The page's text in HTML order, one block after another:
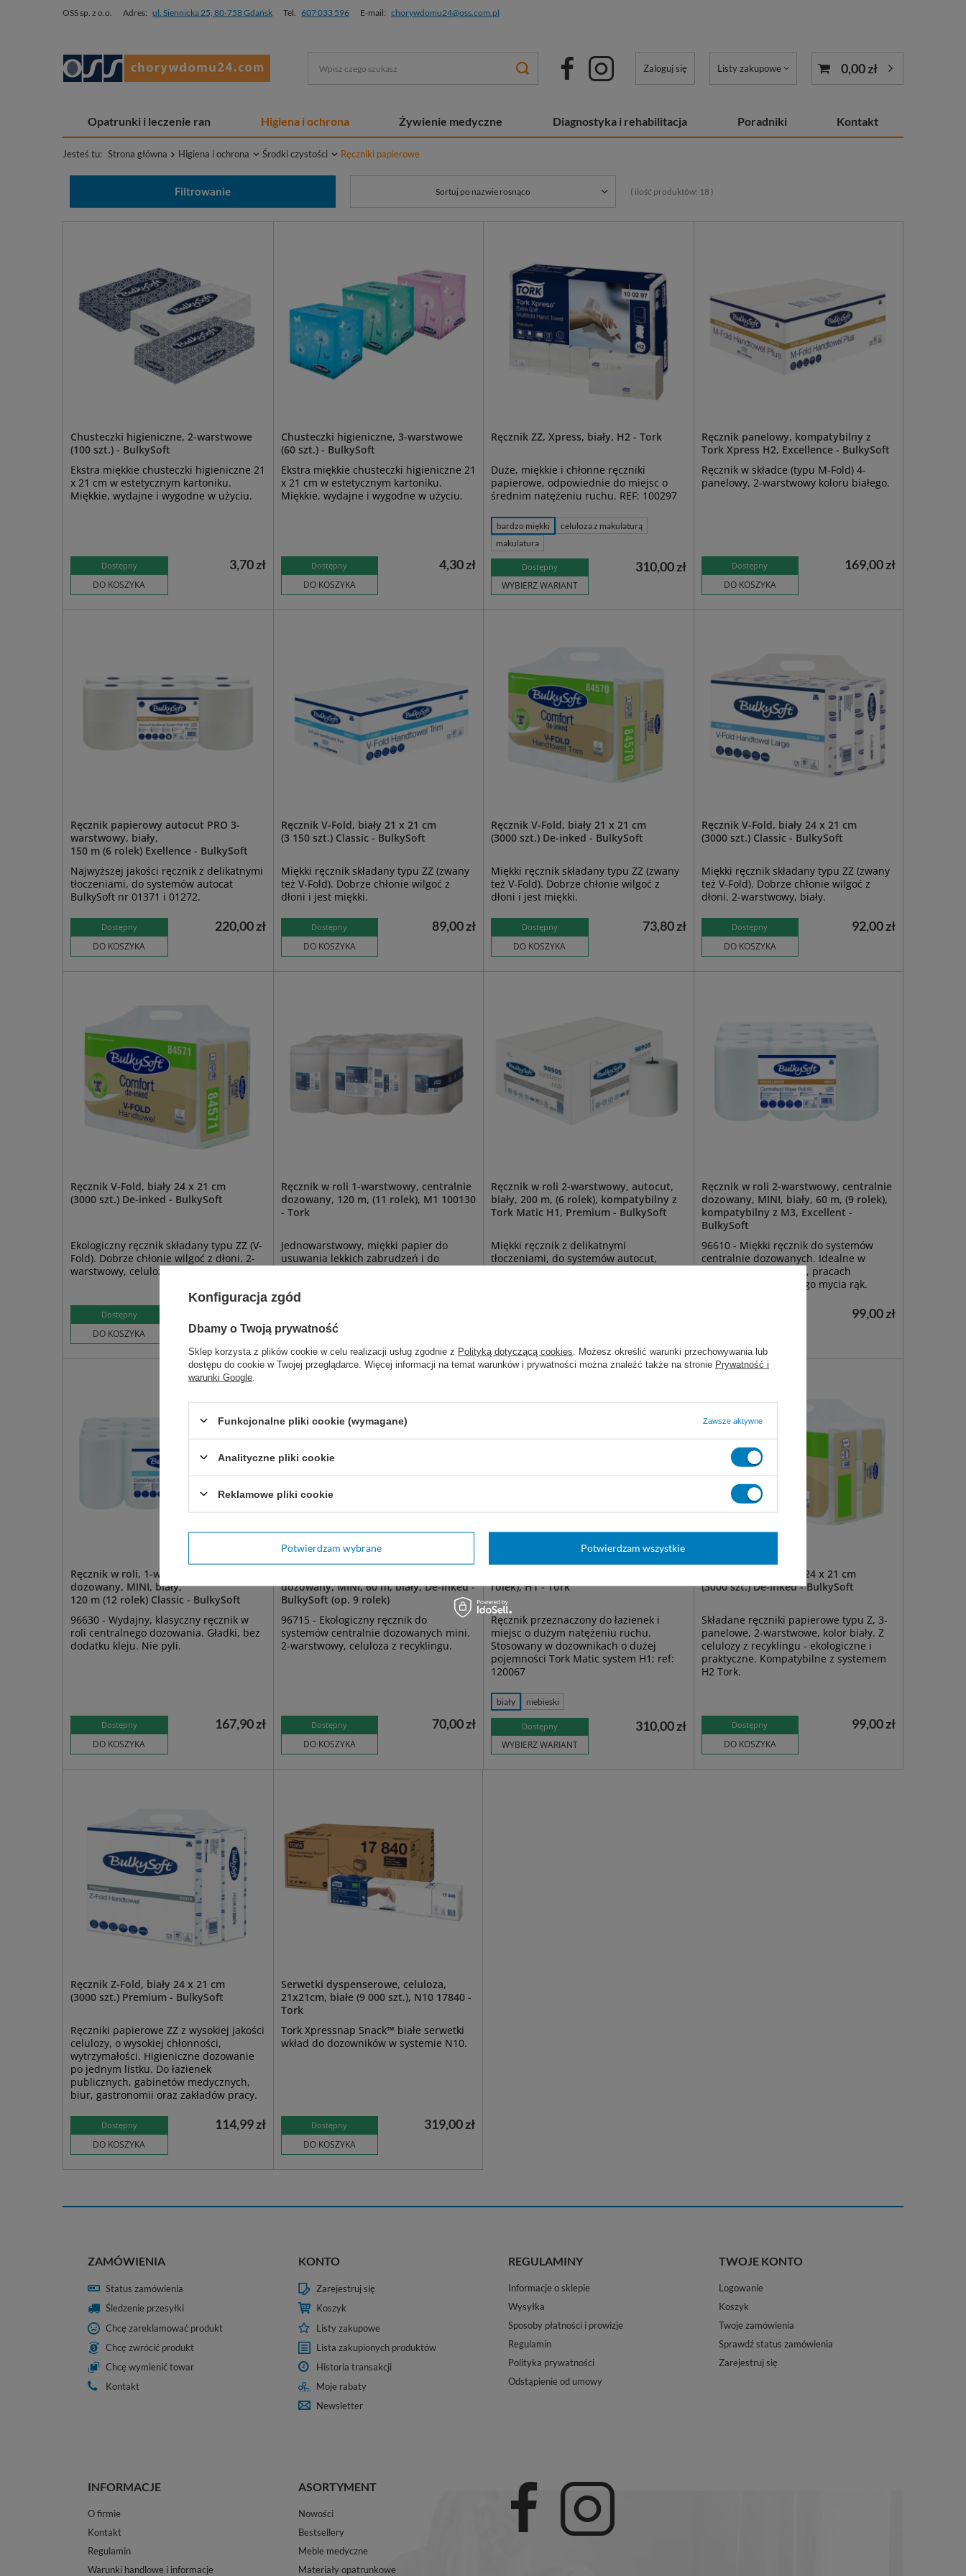
OSS sp. z o.o. Adres: ul. Siennicka 25, 80-758 Gdańsk Tel. 607 033 596 E-mail: chorywdomu24@oss.com.pl
Zaloguj się Listy zakupowe 0,00 zł
Opatrunki i leczenie ran Higiena i ochrona Żywienie medyczne Diagnostyka i rehabilitacja Poradniki Kontakt
Jesteś tu: Strona główna Higiena i ochrona Środki czystości Ręczniki papierowe
Sortuj po nazwie rosnąco
Filtrowanie ( ilość produktów: 18 )
Chusteczki higieniczne, 2-warstwowe
(100 szt.) - BulkySoft
Ekstra miękkie chusteczki higieniczne 21
x 21 cm w estetycznym kartoniku.
Miękkie, wydajne i wygodne w użyciu.
Dostępny
DO KOSZYKA
3,70 zł
Chusteczki higieniczne, 3-warstwowe
(60 szt.) - BulkySoft
Ekstra miękkie chusteczki higieniczne 21
x 21 cm w estetycznym kartoniku.
Miękkie, wydajne i wygodne w użyciu.
Dostępny
DO KOSZYKA
4,30 zł
Ręcznik ZZ, Xpress, biały, H2 - Tork
Duże, miękkie i chłonne ręczniki
papierowe, odpowiednie do miejsc o
średnim natężeniu ruchu. REF: 100297
bardzo miękki
celuloza z makulaturą
makulatura
Dostępny
WYBIERZ WARIANT
310,00 zł
Ręcznik panelowy, kompatybilny z
Tork Xpress H2, Excellence - BulkySoft
Ręcznik w składce (typu M-Fold) 4-
panelowy, 2-warstwowy koloru białego.
Dostępny
DO KOSZYKA
169,00 zł
Ręcznik papierowy autocut PRO 3-
warstwowy, biały,
150 m (6 rolek) Exellence - BulkySoft
Najwyższej jakości ręcznik z delikatnymi
tłoczeniami, do systemów autocat
BulkySoft nr 01371 i 01272.
Dostępny
DO KOSZYKA
220,00 zł
Ręcznik V-Fold, biały 21 x 21 cm
(3 150 szt.) Classic - BulkySoft
Miękki ręcznik składany typu ZZ (zwany
też V-Fold). Dobrze chłonie wilgoć z
dłoni i jest miękki.
Dostępny
DO KOSZYKA
89,00 zł
Ręcznik V-Fold, biały 21 x 21 cm
(3000 szt.) De-inked - BulkySoft
Miękki ręcznik składany typu ZZ (zwany
też V-Fold). Dobrze chłonie wilgoć z
dłoni i jest miękki.
Dostępny
DO KOSZYKA
73,80 zł
Ręcznik V-Fold, biały 24 x 21 cm
(3000 szt.) Classic - BulkySoft
Miękki ręcznik składany typu ZZ (zwany
też V-Fold). Dobrze chłonie wilgoć z
dłoni. 2-warstwowy, biały.
Dostępny
DO KOSZYKA
92,00 zł
Ręcznik V-Fold, biały 24 x 21 cm
(3000 szt.) De-inked - BulkySoft
Ekologiczny ręcznik składany typu ZZ (V-
Fold). Dobrze chłonie wilgoć z dłoni. 2-
warstwowy, celuloza z recyklingu.
Dostępny
DO KOSZYKA
Ręcznik w roli 1-warstwowy, centralnie
dozowany, 120 m, (11 rolek), M1 100130
- Tork
Jednowarstwowy, miękki papier do
usuwania lekkich zabrudzeń i do
DO KOSZYKA
Ręcznik w roli 2-warstwowy, autocut,
biały, 200 m, (6 rolek), kompatybilny z
Tork Matic H1, Premium - BulkySoft
Miękki ręcznik z delikatnymi
tłoczeniami, do systemów autocut,
Ręcznik w roli 2-warstwowy, centralnie
dozowany, MINI, biały, 60 m, (9 rolek),
kompatybilny z M3, Excellent -
BulkySoft
96610 - Miękki ręcznik do systemów
centralnie dozowanych. Idealne w
gastronomii, hotelach, pracach
wymagających częstego mycia rąk.
99,00 zł
Ręcznik w roli, 1-warstwowy, centralnie
dozowany, MINI, biały,
120 m (12 rolek) Classic - BulkySoft
96630 - Wydajny, klasyczny ręcznik w
roli centralnego dozowania. Gładki, bez
dodatku kleju. Nie pyli.
Dostępny
DO KOSZYKA
167,90 zł
dozowany, MINI, 60 m, biały, De-inked -
BulkySoft (op. 9 rolek)
96715 - Ekologiczny ręcznik do
systemów centralnie dozowanych mini.
2-warstwowy, celuloza z recyklingu.
Dostępny
DO KOSZYKA
70,00 zł
rolek), H1 - Tork
Ręcznik przeznaczony do łazienek i
miejsc o dużym natężeniu ruchu.
Stosowany w dozownikach o dużej
pojemności Tork Matic system H1; ref:
120067
biały niebieski
Dostępny
WYBIERZ WARIANT
310,00 zł
Ręcznik Z-Fold, biały 24 x 21 cm
(3000 szt.) De-inked - BulkySoft
Składane ręczniki papierowe typu Z, 3-
panelowe, 2-warstwowe, kolor biały. Z
celulozy z recyklingu - ekologiczne i
praktyczne. Kompatybilne z systemem
H2 Tork.
Dostępny
DO KOSZYKA
99,00 zł
Ręcznik Z-Fold, biały 24 x 21 cm
(3000 szt.) Premium - BulkySoft
Ręczniki papierowe ZZ z wysokiej jakości
celulozy, o wysokiej chłonności,
wytrzymałości. Higieniczne dozowanie
po jednym listku. Do łazienek
publicznych, gabinetów medycznych,
biur, gastronomii oraz zakładów pracy.
Dostępny
DO KOSZYKA
114,99 zł
Serwetki dyspenserowe, celuloza,
21x21cm, białe (9 000 szt.), N10 17840 -
Tork
Tork Xpressnap Snack™ białe serwetki
wkład do dozowników w systemie N10.
Dostępny
DO KOSZYKA
319,00 zł
ZAMÓWIENIA
Status zamówienia
Śledzenie przesyłki
Chcę zareklamować produkt
Chcę zwrócić produkt
Chcę wymienić towar
Kontakt
KONTO
Zarejestruj się
Koszyk
Listy zakupowe
Lista zakupionych produktów
Historia transakcji
Moje rabaty
Newsletter
REGULAMINY
Informacje o sklepie
Wysyłka
Sposoby płatności i prowizje
Regulamin
Polityka prywatności
Odstąpienie od umowy
TWOJE KONTO
Logowanie
Koszyk
Twoje zamówienia
Sprawdź status zamówienia
Zarejestruj się
INFORMACJE
O firmie
Kontakt
Regulamin
Warunki handlowe i informacje
ASORTYMENT
Nowości
Bestsellery
Meble medyczne
Materiały opatrunkowe
Konfiguracja zgód
Dbamy o Twoją prywatność
Sklep korzysta z plików cookie w celu realizacji usług zgodnie z Polityką dotyczącą cookies . Możesz określić warunki przechowywania lub
dostępu do cookie w Twojej przeglądarce. Więcej informacji na temat warunków i prywatności można znaleźć także na stronie Prywatność i
warunki Google
Funkcjonalne pliki cookie (wymagane) Zawsze aktywne
Analityczne pliki cookie
Reklamowe pliki cookie
Potwierdzam wybrane Potwierdzam wszystkie